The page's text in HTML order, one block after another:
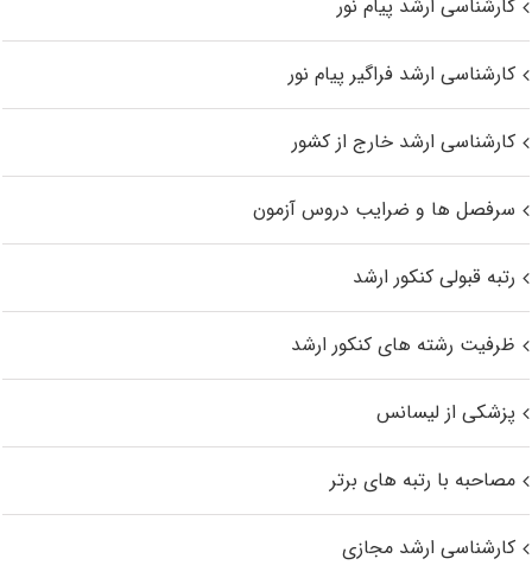
کارشناسی ارشد پیام نور
کارشناسی ارشد فراگیر پیام نور
کارشناسی ارشد خارج از کشور
سرفصل ها و ضرایب دروس آزمون
رتبه قبولی کنکور ارشد
ظرفیت رشته های کنکور ارشد
پزشکی از لیسانس
مصاحبه با رتبه های برتر
کارشناسی ارشد مجازی